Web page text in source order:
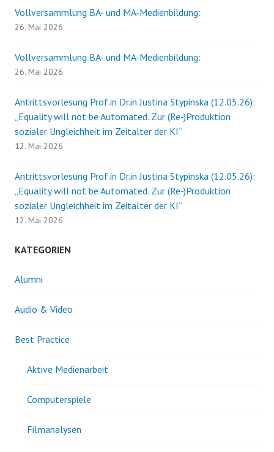
Vollversammlung BA- und MA-Medienbildung:
26. Mai 2026
Vollversammlung BA- und MA-Medienbildung:
26. Mai 2026
Antrittsvorlesung Prof.in Dr.in Justina Stypinska (12.05.26):
„Equality will not be Automated. Zur (Re-)Produktion
sozialer Ungleichheit im Zeitalter der KI“
12. Mai 2026
Antrittsvorlesung Prof.in Dr.in Justina Stypinska (12.05.26):
„Equality will not be Automated. Zur (Re-)Produktion
sozialer Ungleichheit im Zeitalter der KI“
12. Mai 2026
KATEGORIEN
Alumni
Audio & Video
Best Practice
Aktive Medienarbeit
Computerspiele
Filmanalysen